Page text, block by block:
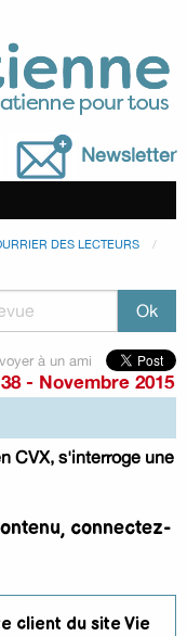
Newsletter
DES LECTEURS
à un ami
- Novembre 2015
CVX, s'interroge une
connectez-
client du site Vie